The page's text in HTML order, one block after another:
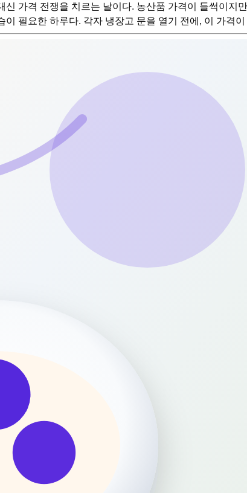
가격 전쟁을 치르는 날이다. 농산품 가격이 들썩이지
필요한 하루다. 각자 냉장고 문을 열기 전에, 이 가격